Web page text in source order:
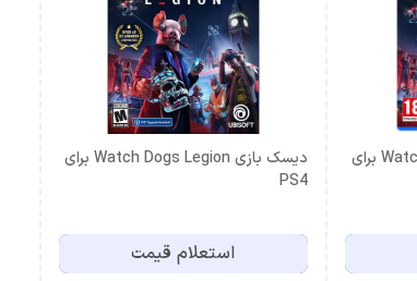
دیسک بازی Watch Dogs Legion برای
دیسک بازی Watch Dogs Legion برای
PS4
استعلام قیمت